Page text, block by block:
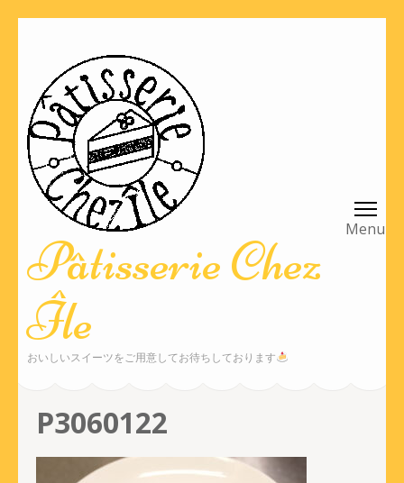
ツ
へ
(Enter
押
す)
Pâtisserie Chez
Île
おいしいスイーツをご用意してお待ちしております
P3060122